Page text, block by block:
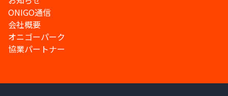
ONIGO通信
会社概要
オニゴーパーク
協業パートナー